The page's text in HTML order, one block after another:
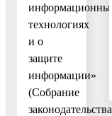
информационных
технологиях
и о
защите
информации»
(Собрание
законодательства